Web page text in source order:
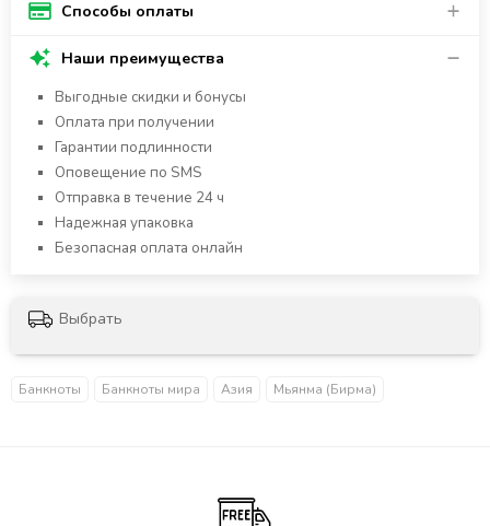
Способы оплаты
Наши преимущества
Выгодные скидки и бонусы
Оплата при получении
Гарантии подлинности
Оповещение по SMS
Отправка в течение 24 ч
Надежная упаковка
Безопасная оплата онлайн
Выбрать
Банкноты Банкноты мира Азия Мьянма (Бирма)